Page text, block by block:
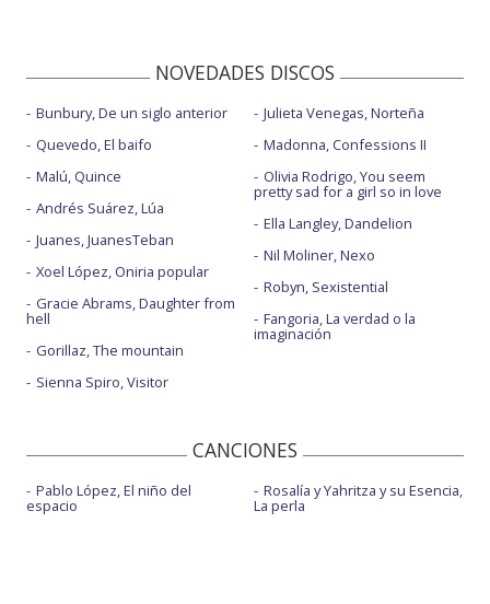
NOVEDADES DISCOS
Bunbury, De un siglo anterior
Quevedo, El baifo
Malú, Quince
Andrés Suárez, Lúa
Juanes, JuanesTeban
Xoel López, Oniria popular
Gracie Abrams, Daughter from
hell
Gorillaz, The mountain
Sienna Spiro, Visitor
Julieta Venegas, Norteña
Madonna, Confessions II
Olivia Rodrigo, You seem
pretty sad for a girl so in love
Ella Langley, Dandelion
Nil Moliner, Nexo
Robyn, Sexistential
Fangoria, La verdad o la
imaginación
CANCIONES
Pablo López, El niño del
espacio
Rosalía y Yahritza y su Esencia,
La perla